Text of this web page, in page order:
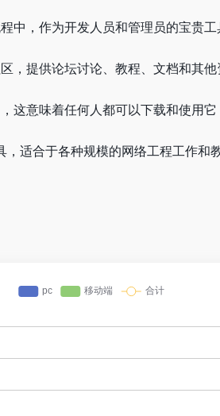
中，作为开发人员和管理员的宝贵工
，提供论坛讨论、教程、文档和其他
这意味着任何人都可以下载和使用
适合于各种规模的网络工程工作